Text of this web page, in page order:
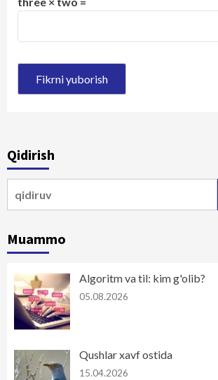
Qidirish
Muammo
Algoritm va til: kim g'olib?
05.08.2026
Qushlar xavf ostida
15.04.2026